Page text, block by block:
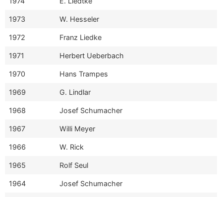
1973 W. Hesseler
1972 Franz Liedke
1971 Herbert Ueberbach
1970 Hans Trampes
1969 G. Lindlar
1968 Josef Schumacher
1967 Willi Meyer
1966 W. Rick
1965 Rolf Seul
1964 Josef Schumacher